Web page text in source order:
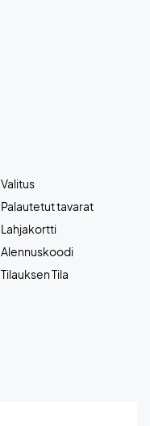
Valitus
Palautetut tavarat
Lahjakortti
Alennuskoodi
Tilauksen Tila